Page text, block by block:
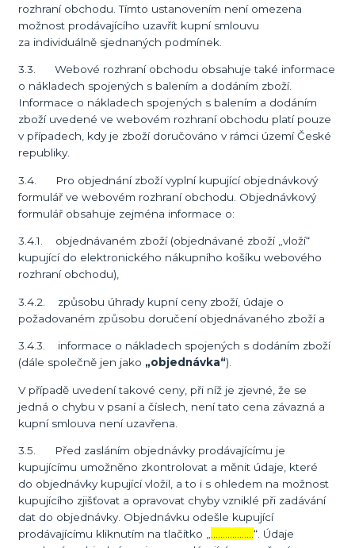
rozhraní obchodu. Tímto ustanovením není omezena
možnost prodávajícího uzavřít kupní smlouvu
za individuálně sjednaných podmínek.
3.3. Webové rozhraní obchodu obsahuje také informace
o nákladech spojených s balením a dodáním zboží.
Informace o nákladech spojených s balením a dodáním
zboží uvedené ve webovém rozhraní obchodu platí pouze
v případech, kdy je zboží doručováno v rámci území České
republiky.
3.4. Pro objednání zboží vyplní kupující objednávkový
formulář ve webovém rozhraní obchodu. Objednávkový
formulář obsahuje zejména informace o:
3.4.1. objednávaném zboží (objednávané zboží „vloží“
kupující do elektronického nákupního košíku webového
rozhraní obchodu),
3.4.2. způsobu úhrady kupní ceny zboží, údaje o
požadovaném způsobu doručení objednávaného zboží a
3.4.3. informace o nákladech spojených s dodáním zboží
(dále společně jen jako „objednávka“).
V případě uvedení takové ceny, při níž je zjevné, že se
jedná o chybu v psaní a číslech, není tato cena závazná a
kupní smlouva není uzavřena.
3.5. Před zasláním objednávky prodávajícímu je
kupujícímu umožněno zkontrolovat a měnit údaje, které
do objednávky kupující vložil, a to i s ohledem na možnost
kupujícího zjišťovat a opravovat chyby vzniklé při zadávání
dat do objednávky. Objednávku odešle kupující
prodávajícímu kliknutím na tlačítko „
“. Údaje